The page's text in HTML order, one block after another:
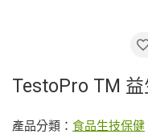
TestoPro TM 益
產品分類： 食品生技保健